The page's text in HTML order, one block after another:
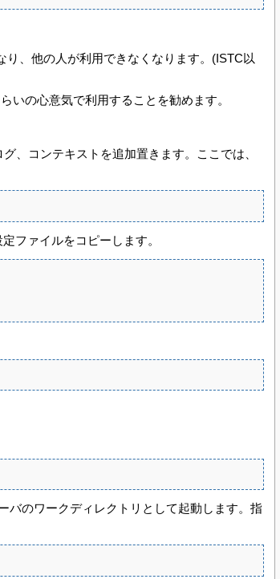
、他の人が利用できなくなります。(ISTC以
いの心意気で利用することを勧めます。
、コンテキストを追加置きます。ここでは、
ファイルをコピーします。
バのワークディレクトリとして起動します。指